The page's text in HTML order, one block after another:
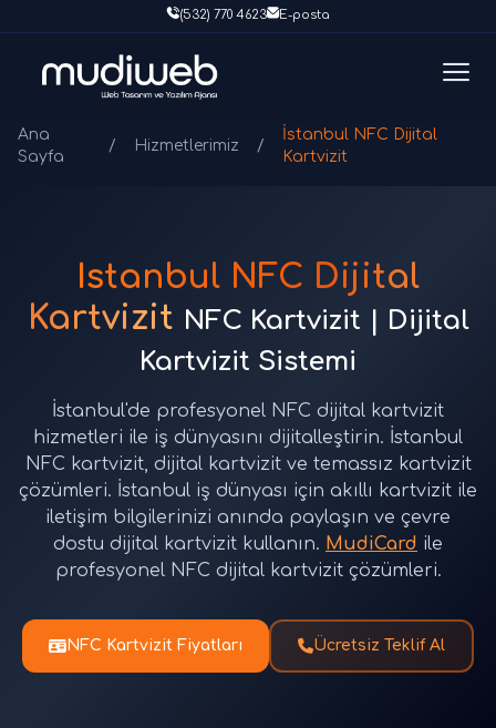
(532) 770 4623 E-posta
Ana
Sayfa
/ Hizmetlerimiz /
İstanbul NFC Dijital
Kartvizit
İstanbul NFC Dijital
Kartvizit NFC Kartvizit | Dijital
Kartvizit Sistemi
İstanbul'de profesyonel NFC dijital kartvizit
hizmetleri ile iş dünyasını dijitalleştirin. İstanbul
NFC kartvizit, dijital kartvizit ve temassız kartvizit
çözümleri. İstanbul iş dünyası için akıllı kartvizit ile
iletişim bilgilerinizi anında paylaşın ve çevre
dostu dijital kartvizit kullanın. MudiCard ile
profesyonel NFC dijital kartvizit çözümleri.
NFC Kartvizit Fiyatları Ücretsiz Teklif Al